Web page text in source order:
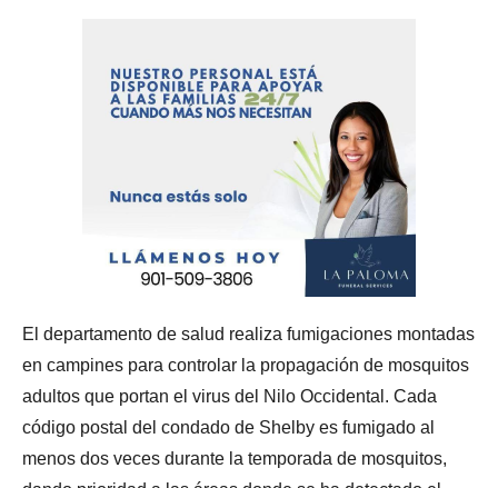
El departamento de salud realiza fumigaciones montadas
en campines para controlar la propagación de mosquitos
adultos que portan el virus del Nilo Occidental. Cada
código postal del condado de Shelby es fumigado al
menos dos veces durante la temporada de mosquitos,